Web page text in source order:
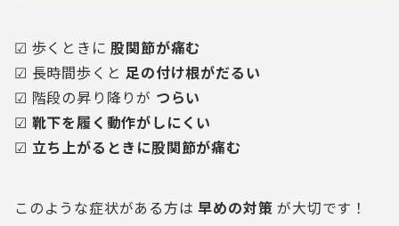
☑ 歩くときに股関節が痛む
☑ 長時間歩くと足の付け根がだるい
☑ 階段の昇り降りが つらい
☑ 靴下を履く動作がしにくい
☑ 立ち上がるときに股関節が痛む
このような症状がある方は早めの対策 が大切です！